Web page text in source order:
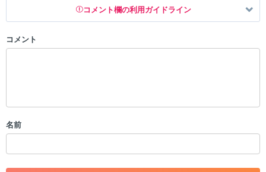
コメント欄の利用ガイドライン
以下の書き込みを禁止とし、場合によってはコメント削除や書き込み制
・一度削除された投稿を再び投稿すること
・アカウントの売買など金銭が絡む内容の投稿
・各ゲームのネタバレを含む内容の投稿
コメント
名前